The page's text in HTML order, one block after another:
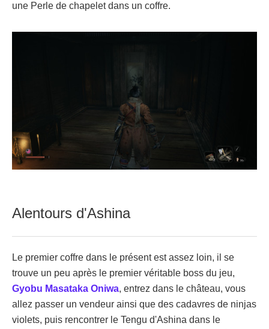
une Perle de chapelet dans un coffre.
Alentours d'Ashina
Le premier coffre dans le présent est assez loin, il se
trouve un peu après le premier véritable boss du jeu,
Gyobu Masataka Oniwa, entrez dans le château, vous
allez passer un vendeur ainsi que des cadavres de ninjas
violets, puis rencontrer le Tengu d'Ashina dans le